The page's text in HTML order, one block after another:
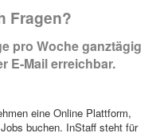
Fragen?
pro Woche ganztägig
E-Mail erreichbar.
eine Online Plattform,
buchen. InStaff steht für